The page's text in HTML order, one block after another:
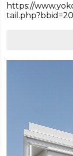
https://